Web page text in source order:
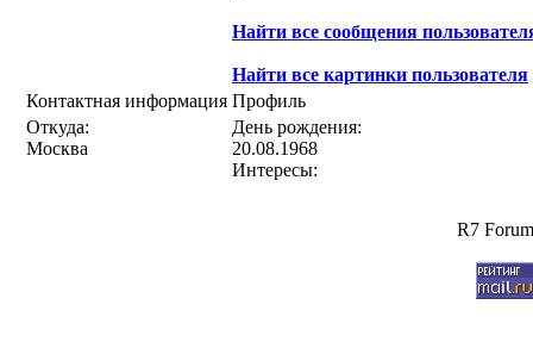
Найти все сообщения
Найти все картинки пользователя
Контактная информация Профиль
Откуда:
Москва
День рождения:
20.08.1968
Интересы:
R7